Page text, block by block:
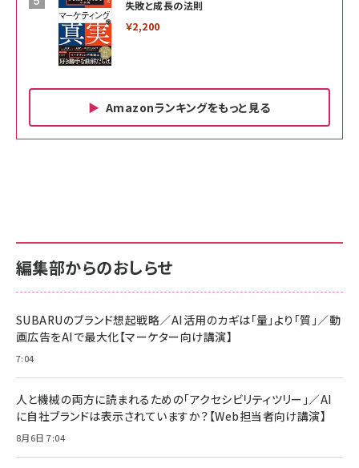
失敗と成長の法則
￥2,200
Amazonランキングをもっと見る
￥880
anan(アンアン)2026/06/24号 No.2500増
刊 スペシャルエディション[王道エンタメの矜
￥1,100
No.2502[2026年後半、あなたの恋と運命／山
￥880
内サポート正規品 メーカー保証5年
KLMEA128G
NIMASO ガラスフィルム iPhone 17 用 保護
止 貼りやすい ガイド枠付き いPhone17 (6.3
インチ) 対応 2枚セット DSP25F1698
￥1,599
【New】Amazon Fire TV Stick HD | 手軽に
ディアプレイヤー
￥6,980
Anker Soundcore P31i (Bluetooth 6.1)
内サポート正規品 メーカー保証5年
KLMEA128G
Amazon eギフトカード - Amazonロゴ - ク
￥5,000
C ケーブル Anker絡まないケーブル 240W 結
iPhone 17 / 16 / 15 / Galaxy iPad Pro
MacBook Pro/Air 各種対応 (1.8m ミッドナ
イトブラック)
￥1,890
本
編集部からのおしらせ
SUBARUのブランド想起戦略／AI活用のカギは「量」より「質」／動
画広告をAIで最大化【マーケター向け講演】
7:04
人と機械の両方に読まれるための「アクセシビリティツリー」／AI
に自社ブランドは表示されていますか？【Web担当者向け講演】
8月6日 7:04